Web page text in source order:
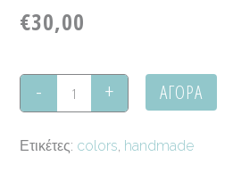
€30,00
Βιβλίο
πιγκουίνος
ΑΓΟΡΑ
Ετικέτες: colors handmade